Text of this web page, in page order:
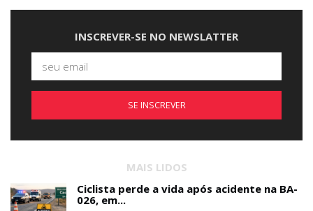
INSCREVER-SE NO NEWSLATTER
SE INSCREVER
MAIS LIDOS
Ciclista perde a vida após acidente na BA-
026, em...